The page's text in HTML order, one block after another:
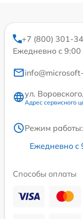
+7 (800) 301-
Ежедневно с
ул.
Адрес сервисного
Режим работы:
Ежедневно с
Способы оплаты